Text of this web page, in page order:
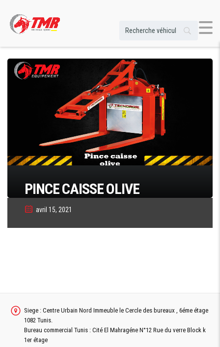
PINCE CAISSE OLIVE
avril 15, 2021
Siege : Centre Urbain Nord Immeuble le Cercle des bureaux , 6éme étage
1082 Tunis.
Bureau commercial Tunis : Cité El Mahragéne N°12 Rue du verre Block k
1er étage